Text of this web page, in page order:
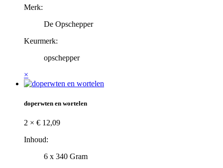
Merk:
De Opschepper
Keurmerk:
opschepper
×
doperwten en wortelen
2 × € 12,09
Inhoud:
6 x 340 Gram